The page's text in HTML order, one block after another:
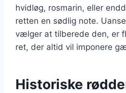
hvidløg, rosmarin, eller
retten en sødlig note.
vælger at tilberede den, er
ret, der altid vil imponere
Historiske